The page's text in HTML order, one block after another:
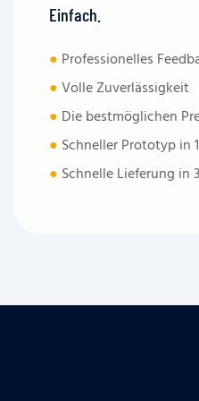
Einfach.
● Professionelles
●Volle Zuverlässigkeit
● Die bestmöglichen
● Schneller Prototyp in
● Schnelle Lieferung in